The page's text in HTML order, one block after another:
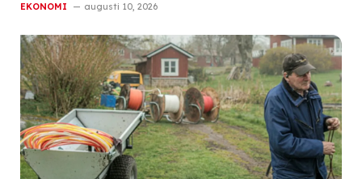
EKONOMI augusti 10, 2026